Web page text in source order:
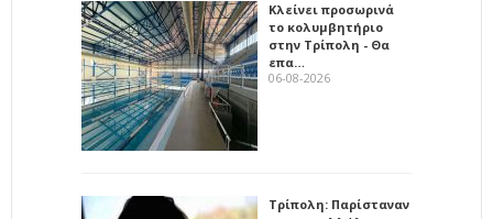
Κλείνει προσωρινά
το κολυμβητήριο
στην Τρίπολη - Θα
επα…
06-08-2026
Τρίπολη: Παρίσταναν